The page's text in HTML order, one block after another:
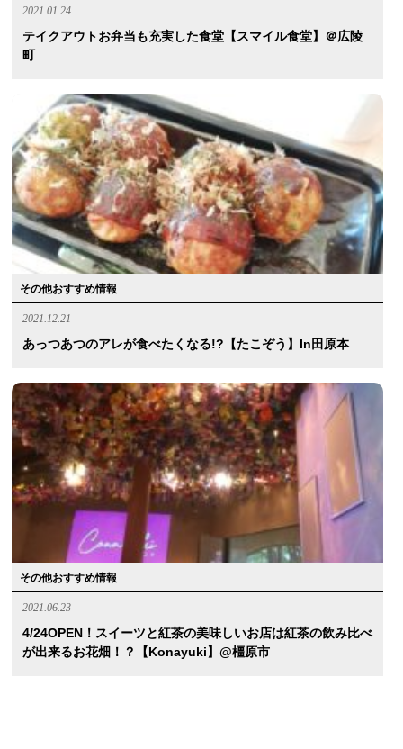
2021.01.24
テイクアウトお弁当も充実した食堂【スマイル食堂】＠広陵
町
その他おすすめ情報
2021.12.21
あっつあつのアレが食べたくなる!?【たこぞう】in田原本
その他おすすめ情報
2021.06.23
4/24OPEN！スイーツと紅茶の美味しいお店は紅茶の飲み比べ
が出来るお花畑！？【konayuki】@橿原市